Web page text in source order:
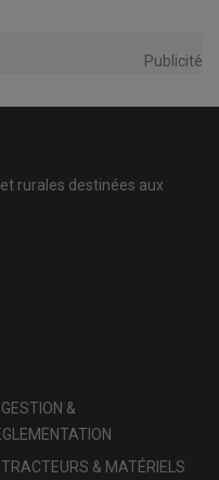
Publicité
rurales destinées aux
GESTION &
TRACTEURS & MATÉRIELS